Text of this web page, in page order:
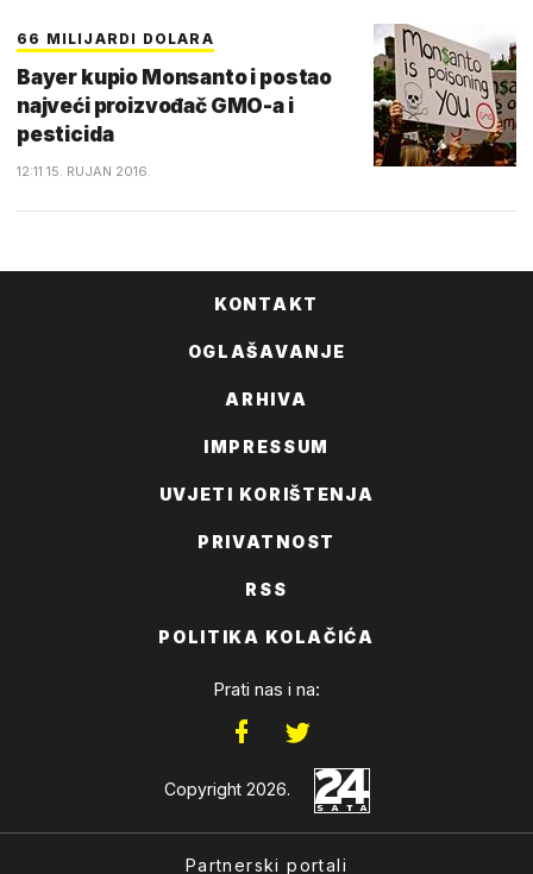
66 MILIJARDI DOLARA
Bayer kupio Monsanto i postao
najveći proizvođač GMO-a i
pesticida
12:11 15. RUJAN 2016.
KONTAKT
OGLAŠAVANJE
ARHIVA
IMPRESSUM
UVJETI KORIŠTENJA
PRIVATNOST
RSS
POLITIKA KOLAČIĆA
Prati nas i na:
Copyright 2026.
Partnerski portali